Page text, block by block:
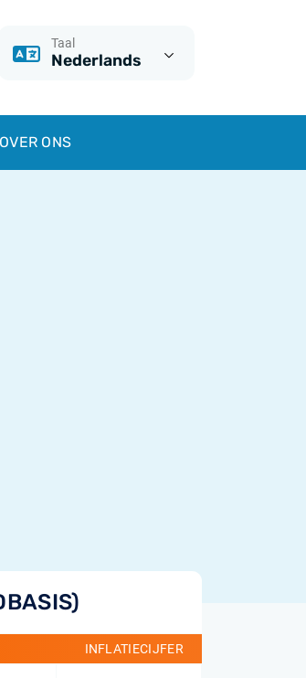
Taal
Nederlands
OVER ONS
INFLATIECIJFER